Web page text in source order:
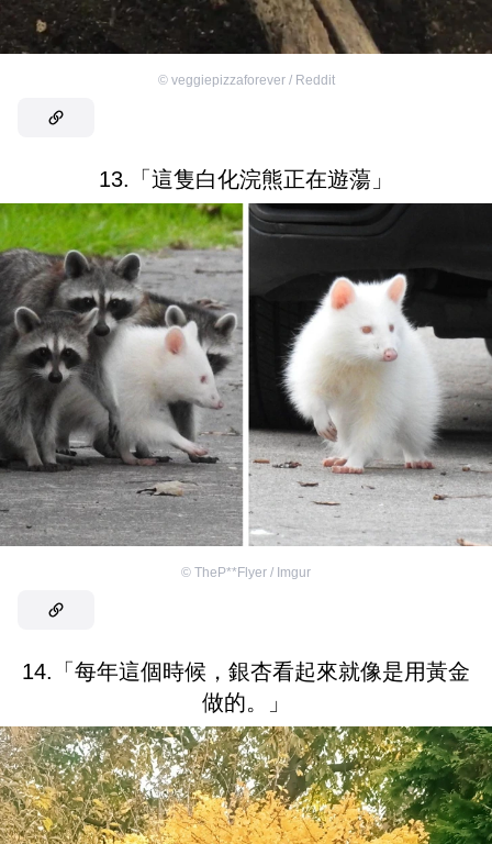
© veggiepizzaforever / Reddit
13.「這隻白化浣熊正在遊蕩」
© TheP**Flyer / Imgur
14.「每年這個時候，銀杏看起來就像是用黃金
做的。」